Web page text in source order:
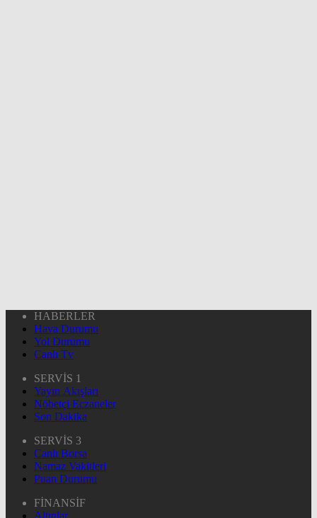
HABERLER
Hava Durumu
Yol Durumu
Canlı Tv
SERVİS 1
Yayın Akışları
Nöbetçi Eczaneler
Son Dakika
SERVİS 3
Canlı Borsa
Namaz Vakitleri
Puan Durumu
FİNANSİF
Altınlar